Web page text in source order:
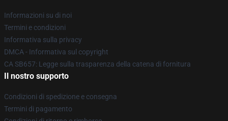
Informazioni su di noi
Termini e condizioni
Informativa sulla privacy
DMCA - Informativa sul copyright
CA SB657: Legge sulla trasparenza della catena di fornitura
Il nostro supporto
Condizioni di spedizione e consegna
Termini di pagamento